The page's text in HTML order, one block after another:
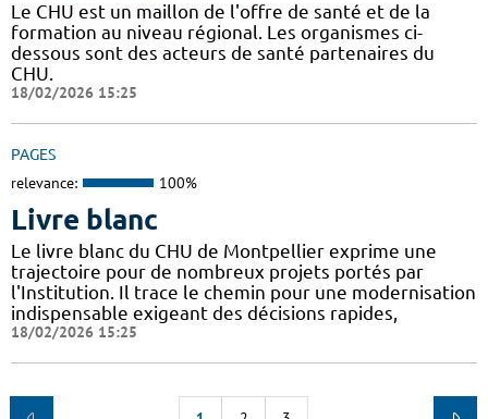
Le CHU est un maillon de l'offre de santé et de la
formation au niveau régional. Les organismes ci-
dessous sont des acteurs de santé partenaires du
CHU.
18/02/2026 15:25
PAGES
relevance: 100%
Livre blanc
Le livre blanc du CHU de Montpellier exprime une
trajectoire pour de nombreux projets portés par
l'Institution. Il trace le chemin pour une modernisation
indispensable exigeant des décisions rapides,
18/02/2026 15:25